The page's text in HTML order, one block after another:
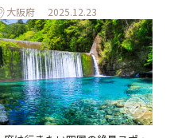
大阪府 2025.12.23